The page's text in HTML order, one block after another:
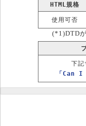
HTML規格
使用可否
(*1)DTD
下記
「Can I